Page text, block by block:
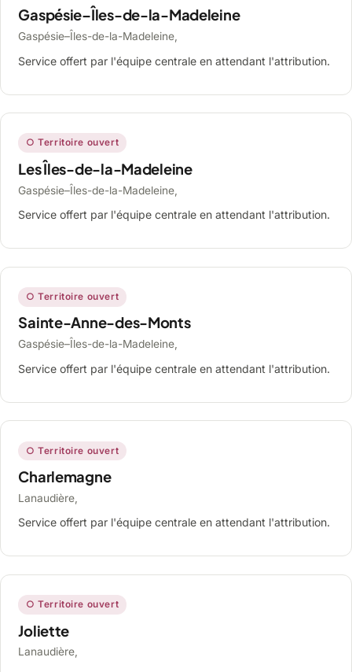
Gaspésie–Îles-de-la-Madeleine
Gaspésie–Îles-de-la-Madeleine,
Service offert par l'équipe centrale en attendant l'attribution.
○ Territoire ouvert
Les Îles-de-la-Madeleine
Gaspésie–Îles-de-la-Madeleine,
Service offert par l'équipe centrale en attendant l'attribution.
○ Territoire ouvert
Sainte-Anne-des-Monts
Gaspésie–Îles-de-la-Madeleine,
Service offert par l'équipe centrale en attendant l'attribution.
○ Territoire ouvert
Charlemagne
Lanaudière,
Service offert par l'équipe centrale en attendant l'attribution.
○ Territoire ouvert
Joliette
Lanaudière,